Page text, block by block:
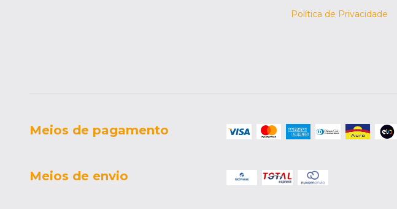
Política de Privacidade
Meios de pagamento
Meios de envio